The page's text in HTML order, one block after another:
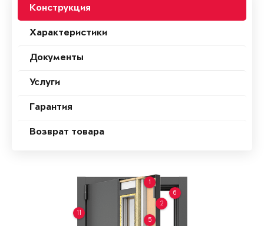
Конструкция
Характеристики
Документы
Услуги
Гарантия
Возврат товара
1
2
5
6
11